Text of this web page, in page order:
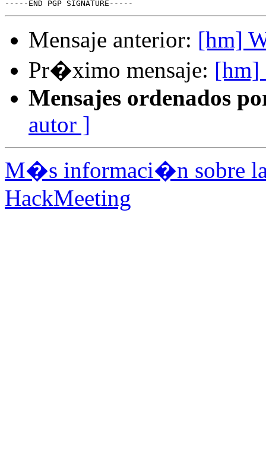
Mensaje anterior: [hm]
Pr�ximo mensaje: [hm]
Mensajes ordenados
autor ]
M�s informaci�n sobre
HackMeeting